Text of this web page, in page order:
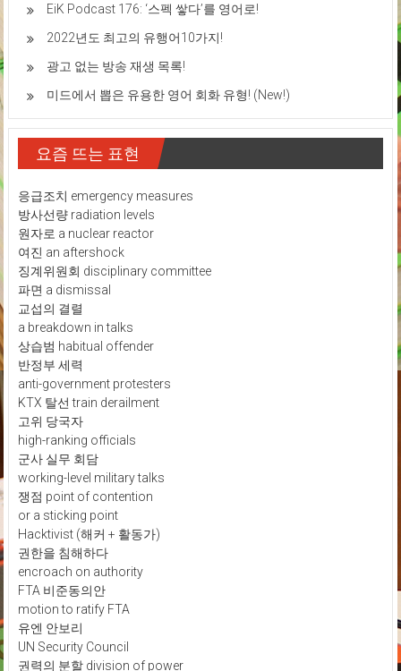
EiK Podcast 176: ‘스펙 쌓다’를 영어로!
2022년도 최고의 유행어10가지!
광고 없는 방송 재생 목록!
미드에서 뽑은 유용한 영어 회화 유형! (New!)
요즘 뜨는 표현
응급조치 emergency measures
방사선량 radiation levels
원자로 a nuclear reactor
여진 an aftershock
징계위원회 disciplinary committee
파면 a dismissal
교섭의 결렬
a breakdown in talks
상습범 habitual offender
반정부 세력
anti-government protesters
KTX 탈선 train derailment
고위 당국자
high-ranking officials
군사 실무 회담
working-level military talks
쟁점 point of contention
or a sticking point
Hacktivist (해커 + 활동가)
권한을 침해하다
encroach on authority
FTA 비준동의안
motion to ratify FTA
유엔 안보리
UN Security Council
권력의 분할 division of power